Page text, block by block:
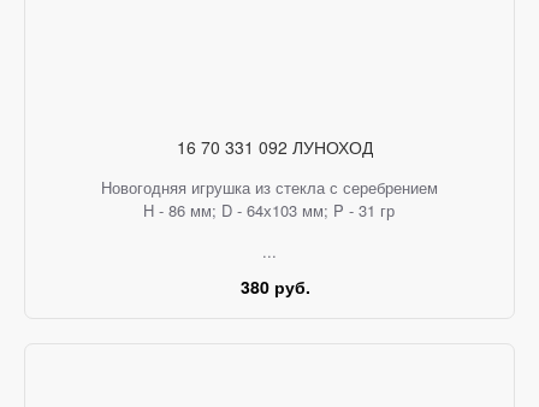
16 70 331 092 ЛУНОХОД
Новогодняя игрушка из стекла с серебрением
H - 86 мм; D - 64х103 мм; P - 31 гр
...
380 руб.